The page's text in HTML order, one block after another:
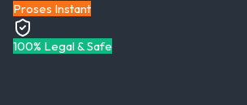
Proses Instant
100% Legal & Safe